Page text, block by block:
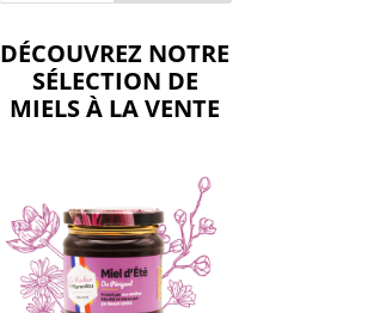
DÉCOUVREZ NOTRE
SÉLECTION DE
MIELS À LA VENTE